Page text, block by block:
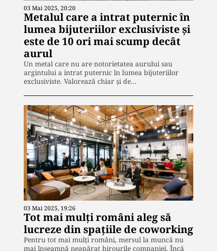
03 Mai 2025, 20:20
Metalul care a intrat puternic în
lumea bijuteriilor exclusiviste și
este de 10 ori mai scump decât
aurul
Un metal care nu are notorietatea aurului sau
argintului a intrat puternic în lumea bijuteriilor
exclusiviste. Valorează chiar și de…
03 Mai 2025, 19:26
Tot mai mulți români aleg să
lucreze din spațiile de coworking
Pentru tot mai mulți români, mersul la muncă nu
mai înseamnă neapărat birourile companiei. Încă